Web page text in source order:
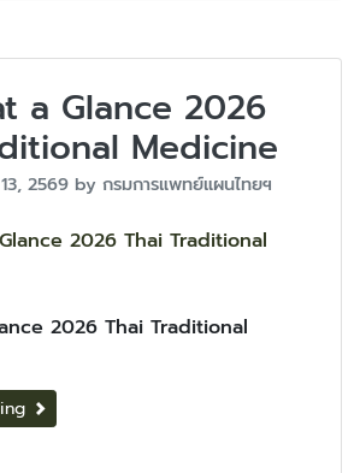
a Glance 2026
Medicine
2569 by กรมการแพทย์แผนไทยฯ
2026 Thai Traditional